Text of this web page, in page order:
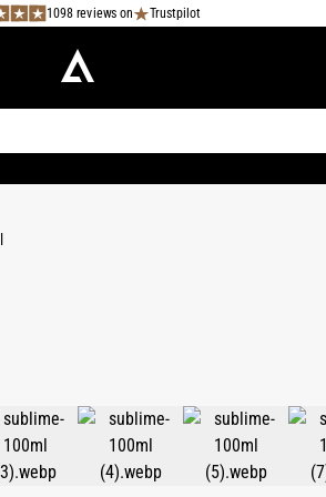
1098 reviews on Trustpilot